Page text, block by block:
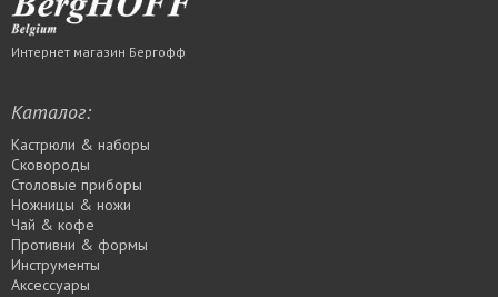
Интернет магазин Бергофф
Каталог:
Кастрюли & наборы
Сковороды
Столовые приборы
Ножницы & ножи
Чай & кофе
Противни & формы
Инструменты
Аксессуары